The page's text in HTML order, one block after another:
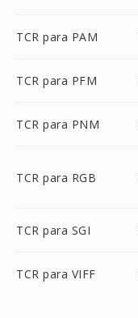
TCR para PAM
TCR para PFM
TCR para PNM
TCR para RGB
TCR para SGI
TCR para VIFF